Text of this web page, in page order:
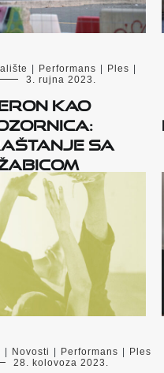
| Performans | Ples |
3. rujna 2023.
kao
sa
Novosti Performans
Ples
28. kolovoza 2023.